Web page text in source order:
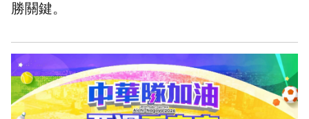
勝關鍵。